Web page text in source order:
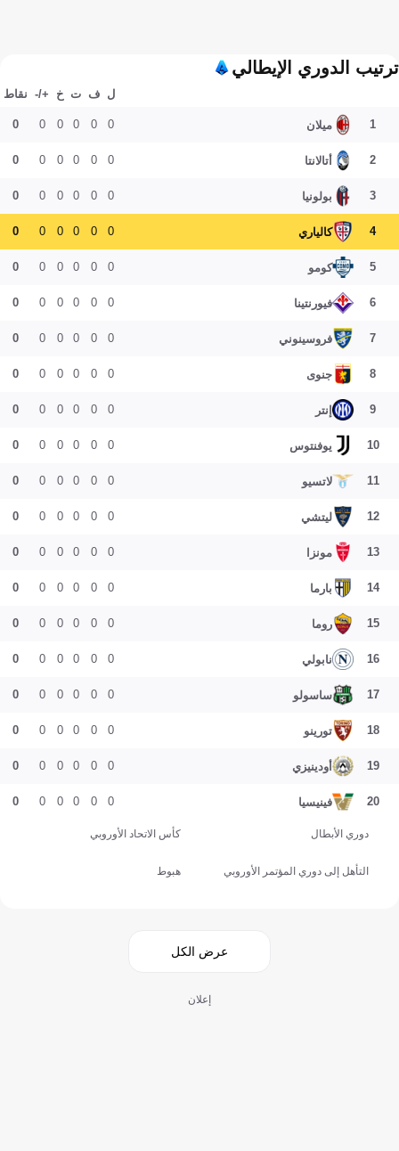
ترتيب الدوري الإيطالي
ل ف ت خ +/- نقاط
1 ميلان 0
0
0
0
0
0
2 أتالانتا 0
0
0
0
0
0
3 بولونيا 0
0
0
0
0
0
4 كالياري 0
0
0
0
0
0
5 كومو 0
0
0
0
0
0
6 فيورنتينا 0
0
0
0
0
0
7 فروسينوني 0
0
0
0
0
0
8 جنوى 0
0
0
0
0
0
9 إنتر 0
0
0
0
0
0
10 يوفنتوس 0
0
0
0
0
0
11 لاتسيو 0
0
0
0
0
0
12 ليتشي 0
0
0
0
0
0
13 مونزا 0
0
0
0
0
0
14 بارما 0
0
0
0
0
0
15 روما 0
0
0
0
0
0
16 نابولي 0
0
0
0
0
0
17 ساسولو 0
0
0
0
0
0
18 تورينو 0
0
0
0
0
0
19 أودينيزي 0
0
0
0
0
0
20 فينيسيا 0
0
0
0
0
0
دوري الأبطال كأس الاتحاد الأوروبي
التأهل إلى دوري المؤتمر الأوروبي هبوط
عرض الكل
إعلان